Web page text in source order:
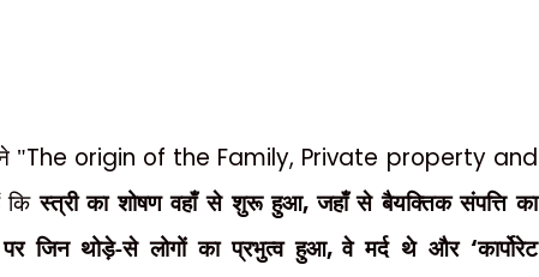
"The origin of the Family, Private property and
किस्त्री का शोषण वहाँ से शुरू हुआ,जहाँ से बैयक्तिक संपत्ति का
जिन थोड़े-से लोगों का प्रभुत्व हुआ,वे मर्द थे और ‘कार्पोरेट